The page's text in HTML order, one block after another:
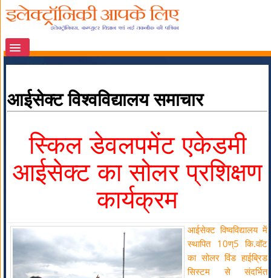
आईसेक्ट विश्वविद्यालय समाचार
स्किल डेवलपमेंट एकेडमी
आईसेक्ट का सोलर प्रशिक्षण
कार्यक्रम
आईसेक्ट विष्वविद्यालय में
स्थापित 10ण्5 कि.वॉट
का सोलर विंड हाईब्रिड
सिस्टम से संदर्भित